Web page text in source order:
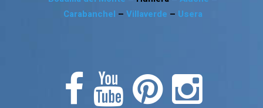
Carabanchel – Villaverde – Usera